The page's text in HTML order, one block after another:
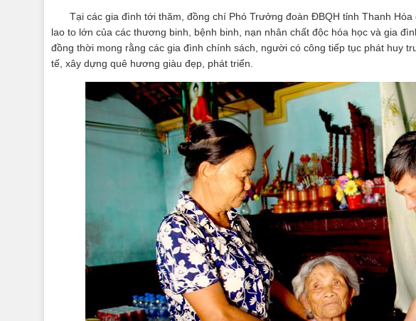
Tại các gia đình tới thăm, đồng chí Phó Trưởng đoàn ĐBQH tỉnh Thanh
lao to lớn của các thương binh, bệnh binh, nạn nhân chất độc hóa học và gia
đồng thời mong rằng các gia đình chính sách, người có công tiếp tục phát huy
tế, xây dựng quê hương giàu đẹp, phát triển.